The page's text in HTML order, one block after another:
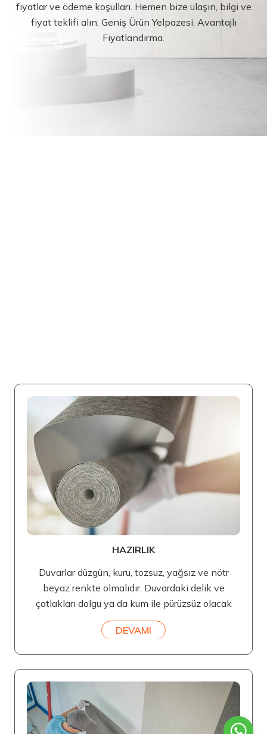
fiyatlar ve ödeme koşulları. Hemen bize ulaşın, bilgi ve
fiyat teklifi alın. Geniş Ürün Yelpazesi. Avantajlı
Fiyatlandırma.
HAZIRLIK
Duvarlar düzgün, kuru, tozsuz, yağsız ve nötr
beyaz renkte olmalıdır. Duvardaki delik ve
çatlakları dolgu ya da kum ile pürüzsüz olacak
DEVAMI